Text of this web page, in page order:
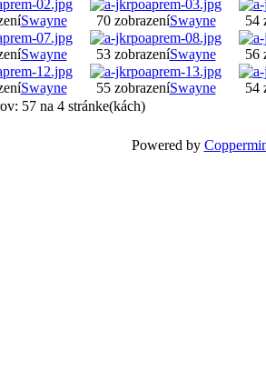
Swayne 70 zobrazeníSwayne 54
Swayne 53 zobrazeníSwayne 56
Swayne 55 zobrazeníSwayne
54
57 na 4 stránke(kách)
Powered by